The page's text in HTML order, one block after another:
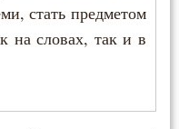
стать предметом
на словах, так и в